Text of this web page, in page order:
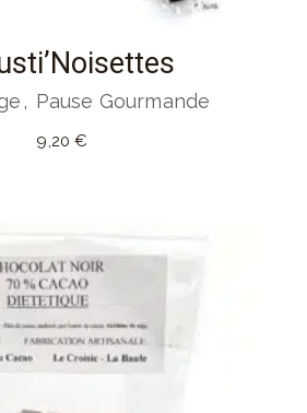
Pause Gourmande
9,20€